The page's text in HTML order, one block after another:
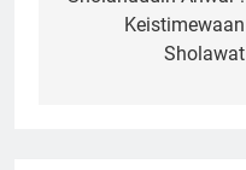
Keistimewaan
Sholawat